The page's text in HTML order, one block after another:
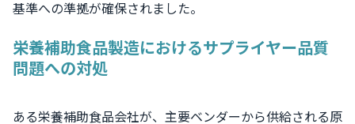
基準への準拠が確保されました。
栄養補助食品製造におけるサプライヤー品質
問題への対処
ある栄養補助食品会社が、主要ベンダーから供給される原